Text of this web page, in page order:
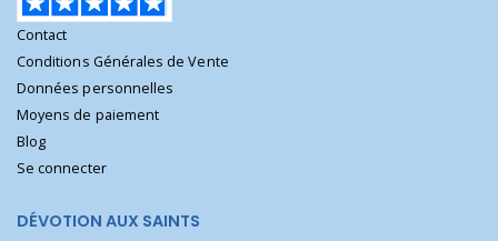
Contact
Conditions Générales de Vente
Données personnelles
Moyens de paiement
Blog
Se connecter
DÉVOTION AUX SAINTS